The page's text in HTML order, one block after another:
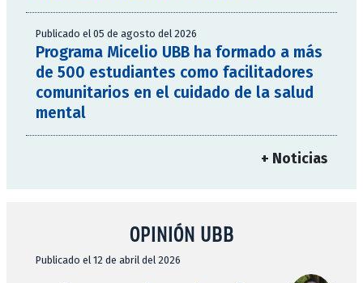
Publicado el 05 de agosto del 2026
Programa Micelio UBB ha formado a más
de 500 estudiantes como facilitadores
comunitarios en el cuidado de la salud
mental
+ Noticias
OPINIÓN UBB
Publicado el 12 de abril del 2026